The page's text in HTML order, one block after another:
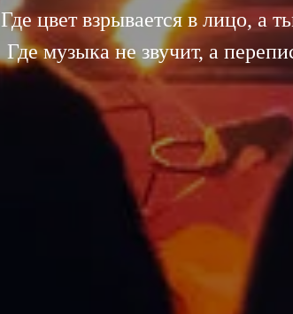
Где цвет взрывается в лицо, а
Где музыка не звучит, а